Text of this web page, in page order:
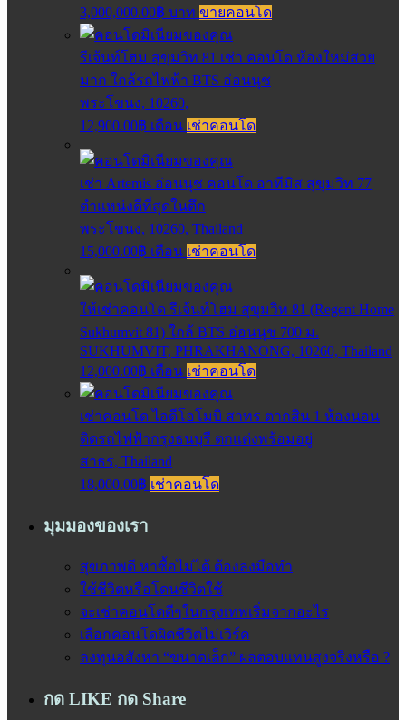
3,000,000.00฿ บาท ขายคอนโด
รีเจ้นท์โฮม สุขุมวิท 81 เช่า คอนโด ห้องใหม่สวย
มาก ใกล้รถไฟฟ้า BTS อ่อนนุช
พระโขนง, 10260,
12,900.00฿ เดือน เช่าคอนโด
เช่า Artemis อ่อนนุช คอนโด อาทีมิส สุขุมวิท 77
ตำแหน่งดีที่สุดในตึก
พระโขนง, 10260, Thailand
15,000.00฿ เดือน เช่าคอนโด
ให้เช่าคอนโด รีเจ้นท์โฮม สุขุมวิท 81 (Regent Home
Sukhumvit 81) ใกล้ BTS อ่อนนุช 700 ม.
SUKHUMVIT, PHRAKHANONG, 10260, Thailand
12,000.00฿ เดือน เช่าคอนโด
เช่าคอนโด ไอดีโอโมบิ สาทร ตากสิน 1 ห้องนอน
ติดรถไฟฟ้ากรุงธนบุรี ตกแต่งพร้อมอยู่
สาธร, Thailand
18,000.00฿ เช่าคอนโด
มุมมองของเรา
สุขภาพดี หาซื้อไม่ได้ ต้องลงมือทำ
ใช้ชีวิตหรือโดนชีวิตใช้
จะเช่าคอนโดดีๆในกรุงเทพเริ่มจากอะไร
เลือกคอนโดผิดชีวิตไม่เวิร์ค
ลงทุนอสังหา “ขนาดเล็ก” ผลตอบแทนสูงจริงหรือ ?
กด LIKE กด Share